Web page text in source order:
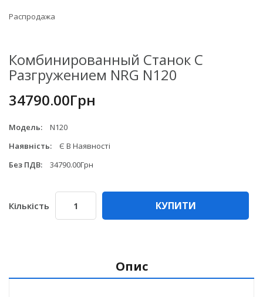
Распродажа
Комбинированный Станок С
Разгружением NRG N120
34790.00Грн
Модель:
N120
Наявність:
Є В Наявності
Без ПДВ:
34790.00Грн
Кількість КУПИТИ
Опис